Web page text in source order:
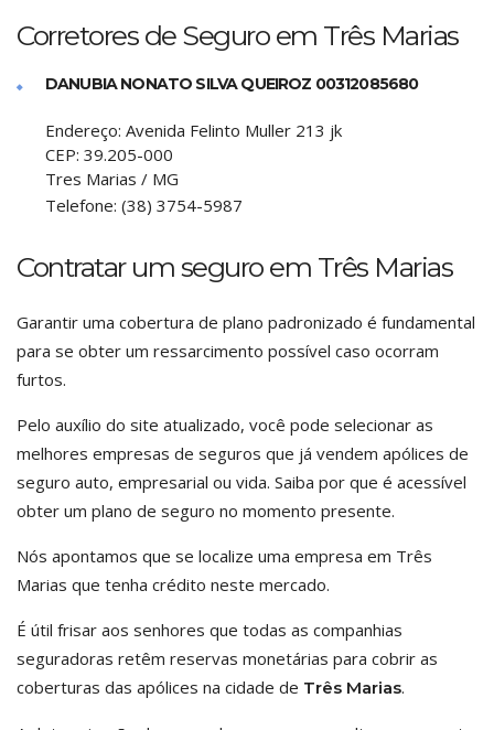
Corretores de Seguro em Três Marias
DANUBIA NONATO SILVA QUEIROZ 00312085680
Endereço: Avenida Felinto Muller 213 jk
CEP: 39.205-000
Tres Marias / MG
Telefone: (38) 3754-5987
Contratar um seguro em Três Marias
Garantir uma cobertura de plano padronizado é fundamental
para se obter um ressarcimento possível caso ocorram
furtos.
Pelo auxílio do site atualizado, você pode selecionar as
melhores empresas de seguros que já vendem apólices de
seguro auto, empresarial ou vida. Saiba por que é acessível
obter um plano de seguro no momento presente.
Nós apontamos que se localize uma empresa em Três
Marias que tenha crédito neste mercado.
É útil frisar aos senhores que todas as companhias
seguradoras retêm reservas monetárias para cobrir as
coberturas das apólices na cidade de Três Marias.